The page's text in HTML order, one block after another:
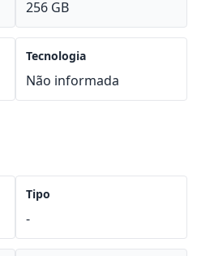
256 GB
Tecnologia
Não informada
Tipo
-